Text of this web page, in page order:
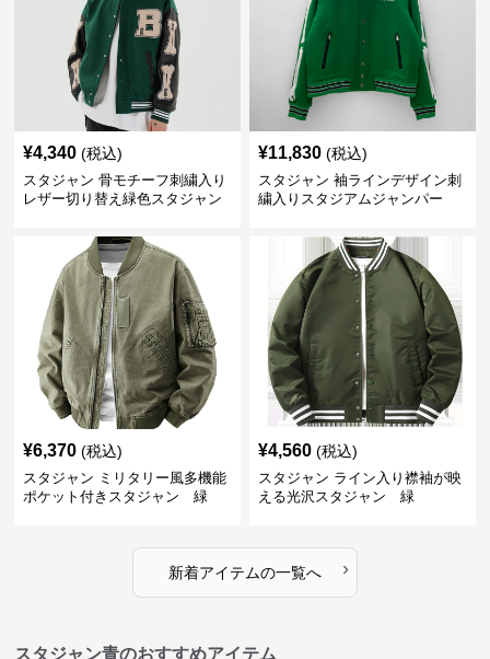
¥4,340 (税込)
スタジャン 骨モチーフ刺繍入り
レザー切り替え緑色スタジャン
¥11,830 (税込)
スタジャン 袖ラインデザイン刺
繍入りスタジアムジャンパー
¥6,370 (税込)
スタジャン ミリタリー風多機能
ポケット付きスタジャン 緑
¥4,560 (税込)
スタジャン ライン入り襟袖が映
える光沢スタジャン 緑
新着アイテムの一覧へ ›
スタジャン青のおすすめアイテム